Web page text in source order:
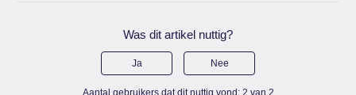
Was dit artikel nuttig?
Ja Nee
Aantal gebruikers dat dit nuttig vond: 2 van 2